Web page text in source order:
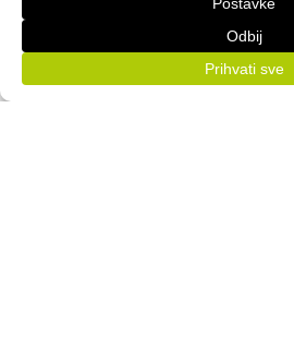
Telefon:
ONLINE PRIJAVE